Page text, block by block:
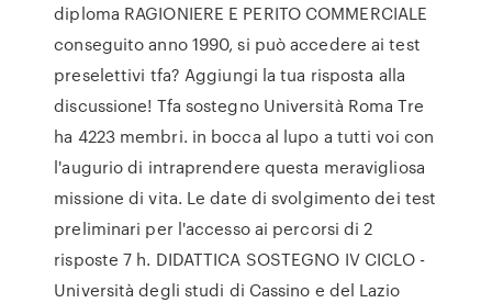
diploma RAGIONIERE E PERITO COMMERCIALE
conseguito anno 1990, si può accedere ai test
preselettivi tfa? Aggiungi la tua risposta alla
discussione! Tfa sostegno Università Roma Tre
ha 4223 membri. in bocca al lupo a tutti voi con
l'augurio di intraprendere questa meravigliosa
missione di vita. Le date di svolgimento dei test
preliminari per l'accesso ai percorsi di 2
risposte 7 h. DIDATTICA SOSTEGNO IV CICLO -
Università degli studi di Cassino e del Lazio